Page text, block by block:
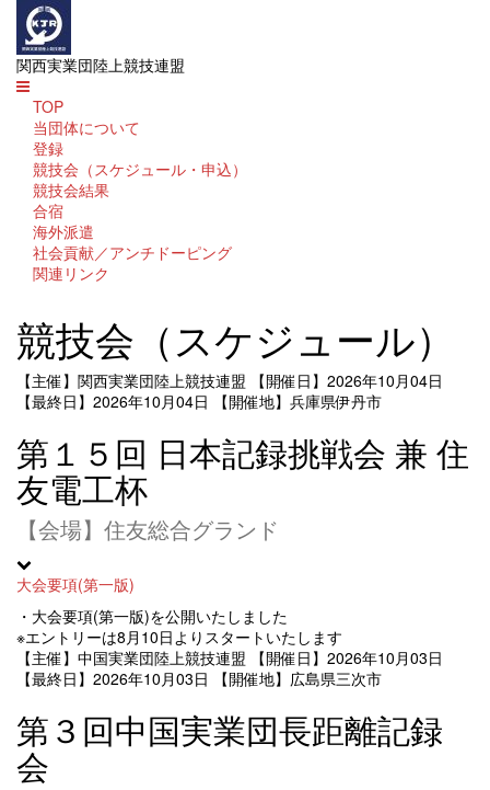
関西実業団陸上競技連盟
TOP
当団体について
登録
競技会（スケジュール・申込）
競技会結果
合宿
海外派遣
社会貢献／アンチドーピング
関連リンク
競技会（スケジュール）
【主催】関西実業団陸上競技連盟
【開催日】2026年10月04日
【最終日】2026年10月04日
【開催地】兵庫県伊丹市
第１５回 日本記録挑戦会 兼 住
友電工杯
【会場】住友総合グランド
大会要項(第一版)
・大会要項(第一版)を公開いたしました
※エントリーは8月10日よりスタートいたします
【主催】中国実業団陸上競技連盟
【開催日】2026年10月03日
【最終日】2026年10月03日
【開催地】広島県三次市
第３回中国実業団長距離記録
会